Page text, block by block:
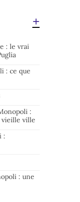
: le vrai
: ce que
:
vieille ville
:
: une